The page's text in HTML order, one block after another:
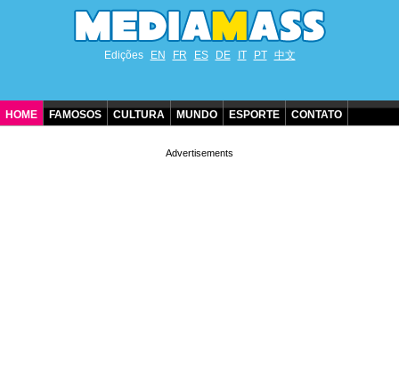
Edições EN FR ES DE IT PT 中文
HOME FAMOSOS CULTURA MUNDO ESPORTE CONTATO